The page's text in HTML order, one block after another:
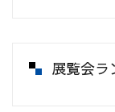
展覧会ラ